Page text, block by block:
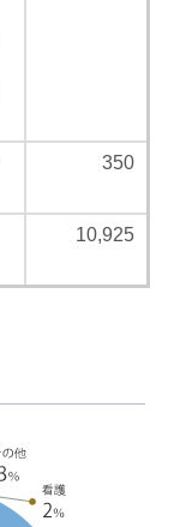
350
10,925